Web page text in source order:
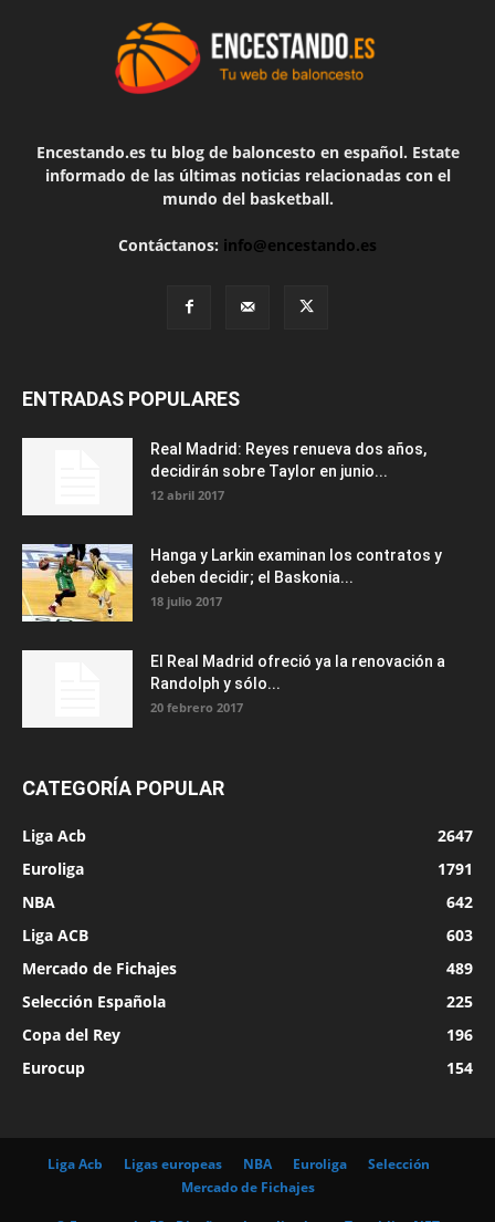
Encestando.es tu blog de baloncesto en español. Estate
informado de las últimas noticias relacionadas con el
mundo del basketball.
Contáctanos: info@encestando.es
ENTRADAS POPULARES
Real Madrid: Reyes renueva dos años,
decidirán sobre Taylor en junio...
12 abril 2017
Hanga y Larkin examinan los contratos y
deben decidir; el Baskonia...
18 julio 2017
El Real Madrid ofreció ya la renovación a
Randolph y sólo...
20 febrero 2017
CATEGORÍA POPULAR
Liga Acb
2647
Euroliga
1791
NBA
642
Liga ACB
603
Mercado de Fichajes
489
Selección Española
225
Copa del Rey
196
Eurocup
154
Liga Acb Ligas europeas NBA Euroliga
Selección
Mercado de Fichajes